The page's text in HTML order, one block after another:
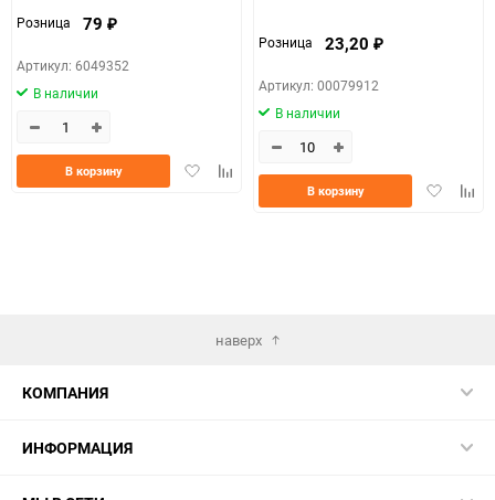
Розница 79 ₽
Артикул: 6049352
В наличии
ДобавитьДобавить
сравнению
В корзину
Розница 23,20 ₽
Артикул: 00079912
В наличии
Добавить
В корзину
наверх
КОМПАНИЯ
ИНФОРМАЦИЯ